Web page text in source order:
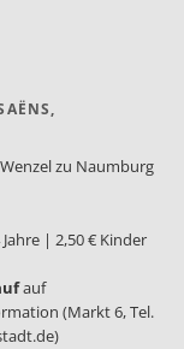
zu Naumburg
| 2,50 € Kinder
auf
(Markt 6, Tel.